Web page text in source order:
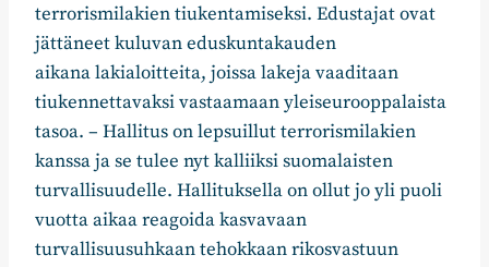
terrorismilakien tiukentamiseksi. Edustajat ovat
jättäneet kuluvan eduskuntakauden
aikana lakialoitteita, joissa lakeja vaaditaan
tiukennettavaksi vastaamaan yleiseurooppalaista
tasoa. – Hallitus on lepsuillut terrorismilakien
kanssa ja se tulee nyt kalliiksi suomalaisten
turvallisuudelle. Hallituksella on ollut jo yli puoli
vuotta aikaa reagoida kasvavaan
turvallisuusuhkaan tehokkaan rikosvastuun